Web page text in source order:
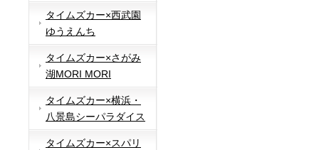
タイムズカー×西武園
ゆうえんち
タイムズカー×さがみ
湖MORI MORI
タイムズカー×横浜・
八景島シーパラダイス
タイムズカー×スパリ